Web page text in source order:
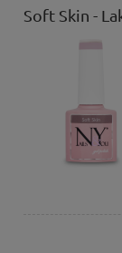
Soft Skin -